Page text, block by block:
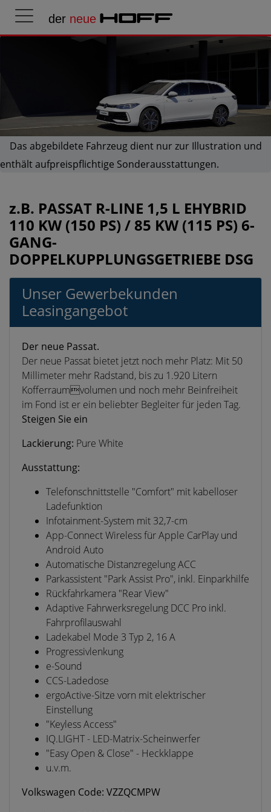
der neue HOFF
Das abgebildete Fahrzeug dient nur zur Illustration und
enthält aufpreispflichtige Sonderausstattungen.
z.B. PASSAT R-LINE 1,5 L EHYBRID
110 KW (150 PS) / 85 KW (115 PS) 6-
GANG-
DOPPELKUPPLUNGSGETRIEBE DSG
Unser Gewerbekunden
Leasingangebot
Der neue Passat.
Der neue Passat bietet jetzt noch mehr Platz: Mit 50
Millimeter mehr Radstand, bis zu 1.920 Litern
Kofferraumvolumen und noch mehr Beinfreiheit
im Fond ist er ein beliebter Begleiter für jeden Tag.
Steigen Sie ein
Lackierung: Pure White
Ausstattung:
Telefonschnittstelle "Comfort" mit kabelloser
Ladefunktion
Infotainment-System mit 32,7-cm
App-Connect Wireless für Apple CarPlay und
Android Auto
Automatische Distanzregelung ACC
Parkassistent "Park Assist Pro", inkl. Einparkhilfe
Rückfahrkamera "Rear View"
Adaptive Fahrwerksregelung DCC Pro inkl.
Fahrprofilauswahl
Ladekabel Mode 3 Typ 2, 16 A
Progressivlenkung
e-Sound
CCS-Ladedose
ergoActive-Sitze vorn mit elektrischer
Einstellung
"Keyless Access"
IQ.LIGHT - LED-Matrix-Scheinwerfer
"Easy Open & Close" - Heckklappe
u.v.m.
Volkswagen Code: VZZQCMPW